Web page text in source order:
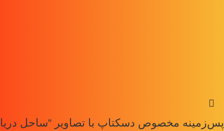
پس‌زمینه مخصوص دسکتاپ با تصاویر “ساحل دریا